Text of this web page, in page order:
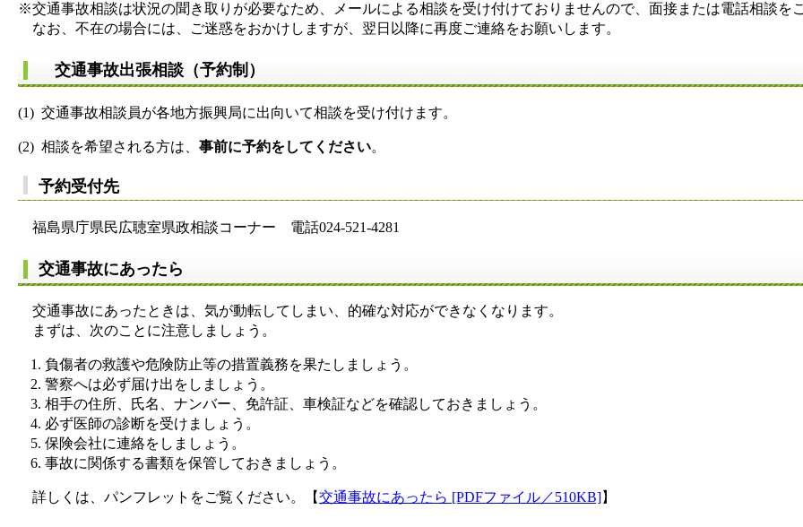
※交通事故相談は状況の聞き取りが必要なため、メールによる相談を受け付けておりませんので、面接または電話相談を
なお、不在の場合には、ご迷惑をおかけしますが、翌日以降に再度ご連絡をお願いします。
交通事故出張相談（予約制）
(1) 交通事故相談員が各地方振興局に出向いて相談を受け付けます。
(2) 相談を希望される方は、 事前に予約をしてください。
予約受付先
福島県庁県民広聴室県政相談コーナー 電話024-521-4281
交通事故にあったら
交通事故にあったときは、気が動転してしまい、的確な対応ができなくなります。
まずは、次のことに注意しましょう。
負傷者の救護や危険防止等の措置義務を果たしましょう。
警察へは必ず届け出をしましょう。
相手の住所、氏名、ナンバー、免許証、車検証などを確認しておきましょう。
必ず医師の診断を受けましょう。
保険会社に連絡をしましょう。
事故に関係する書類を保管しておきましょう。
詳しくは、パンフレットをご覧ください。【交通事故にあったら [PDFファイル／510KB]】